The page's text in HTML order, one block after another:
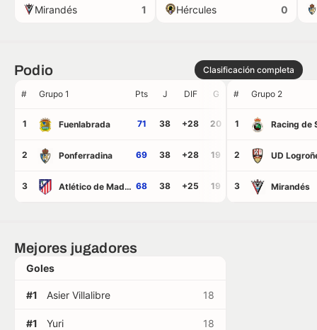
Mirandés
1
Hércules
0
Podio Clasificación completa
# Grupo 1 Pts J DIF G E P GF
1 Fuenlabrada 71 38 +28 20 11 7 49 21
2 Ponferradina 69 38 +28 19 12 7 55 27
3 Atlético de Madrid B 68 38 +25 19 11 8 57 32
# Grupo 2
1
2 UD
3 Mirandés
Mejores jugadores
Goles
#1 Asier Villalibre 18
#1 Yuri 18